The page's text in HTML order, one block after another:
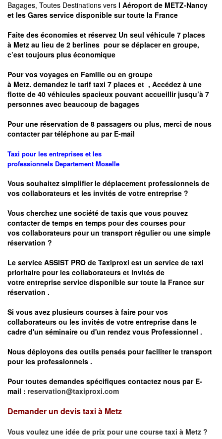
Bagages, Toutes Destinations vers l Aéroport de METZ-Nancy
et les Gares service disponible sur toute la France
Faite des économies et réservez Un seul véhicule 7 places
à Metz au lieu de 2 berlines pour se déplacer en groupe,
c’est toujours plus économique
Pour vos voyages en Famille ou en groupe
à Metz. demandez le tarif taxi 7 places et , Accédez à une
flotte de 40 véhicules spacieux pouvant accueillir jusqu’à 7
personnes avec beaucoup de bagages
Pour une réservation de 8 passagers ou plus, merci de nous
contacter par téléphone au par E-mail
Taxi pour les entreprises et les
professionnels Departement Moselle
Vous souhaitez simplifier le déplacement professionnels de
vos collaborateurs et les invités de votre entreprise ?
Vous cherchez une société de taxis que vous pouvez
contacter de temps en temps pour des courses pour
vos collaborateurs pour un transport régulierou une simple
réservation ?
Le service ASSIST PRO de Taxiproxi est un service de taxi
prioritaire pour les collaborateurs et invités de
votre entreprise service disponible sur toute la France sur
réservation .
Si vous avez plusieurs courses à faire pour vos
collaborateurs ou les invités de votre entreprise dans le
cadre d'un séminaire ou d'un rendez vous Professionnel .
Nous déployons des outils pensés pour faciliter le transport
pour les professionnels .
Pour toutes demandes spécifiques contactez nous par E-
mail : reservation@taxiproxi.com
Demander un devis taxi à Metz
Vous voulez une idée de prix pour une course taxi à Metz ?